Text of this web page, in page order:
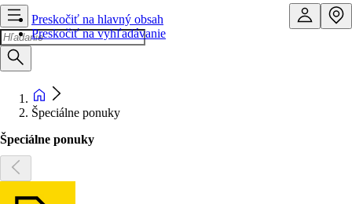
Preskočiť na hlavný obsah
Preskočiť na vyhľadávanie
Špeciálne ponuky
Špeciálne ponuky